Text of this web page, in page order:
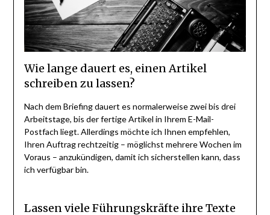
Wie lange dauert es, einen Artikel
schreiben zu lassen?
Nach dem Briefing dauert es normalerweise zwei bis drei
Arbeitstage, bis der fertige Artikel in Ihrem E-Mail-
Postfach liegt. Allerdings möchte ich Ihnen empfehlen,
Ihren Auftrag rechtzeitig – möglichst mehrere Wochen im
Voraus – anzukündigen, damit ich sicherstellen kann, dass
ich verfügbar bin.
Lassen viele Führungskräfte ihre Texte